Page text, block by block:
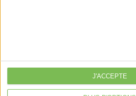
J'ACCEPTE
À la une
Violette la comptable